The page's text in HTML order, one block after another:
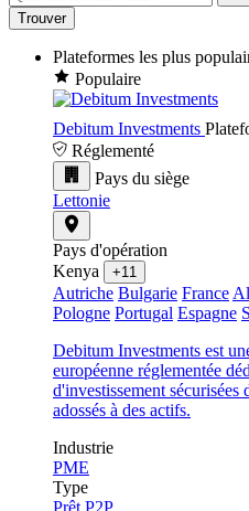
Trouver
Plateformes les plus
Populaire
Debitum Investments
Réglementé
Pays du siège
Lettonie
Pays d'opération
Kenya
+11
Autriche Bulgarie France
Pologne Portugal Espagne
Debitum Investments est
européenne réglementée
d'investissement sécurisées
adossés à des actifs.
Industrie
PME
Type
Prêt P2P